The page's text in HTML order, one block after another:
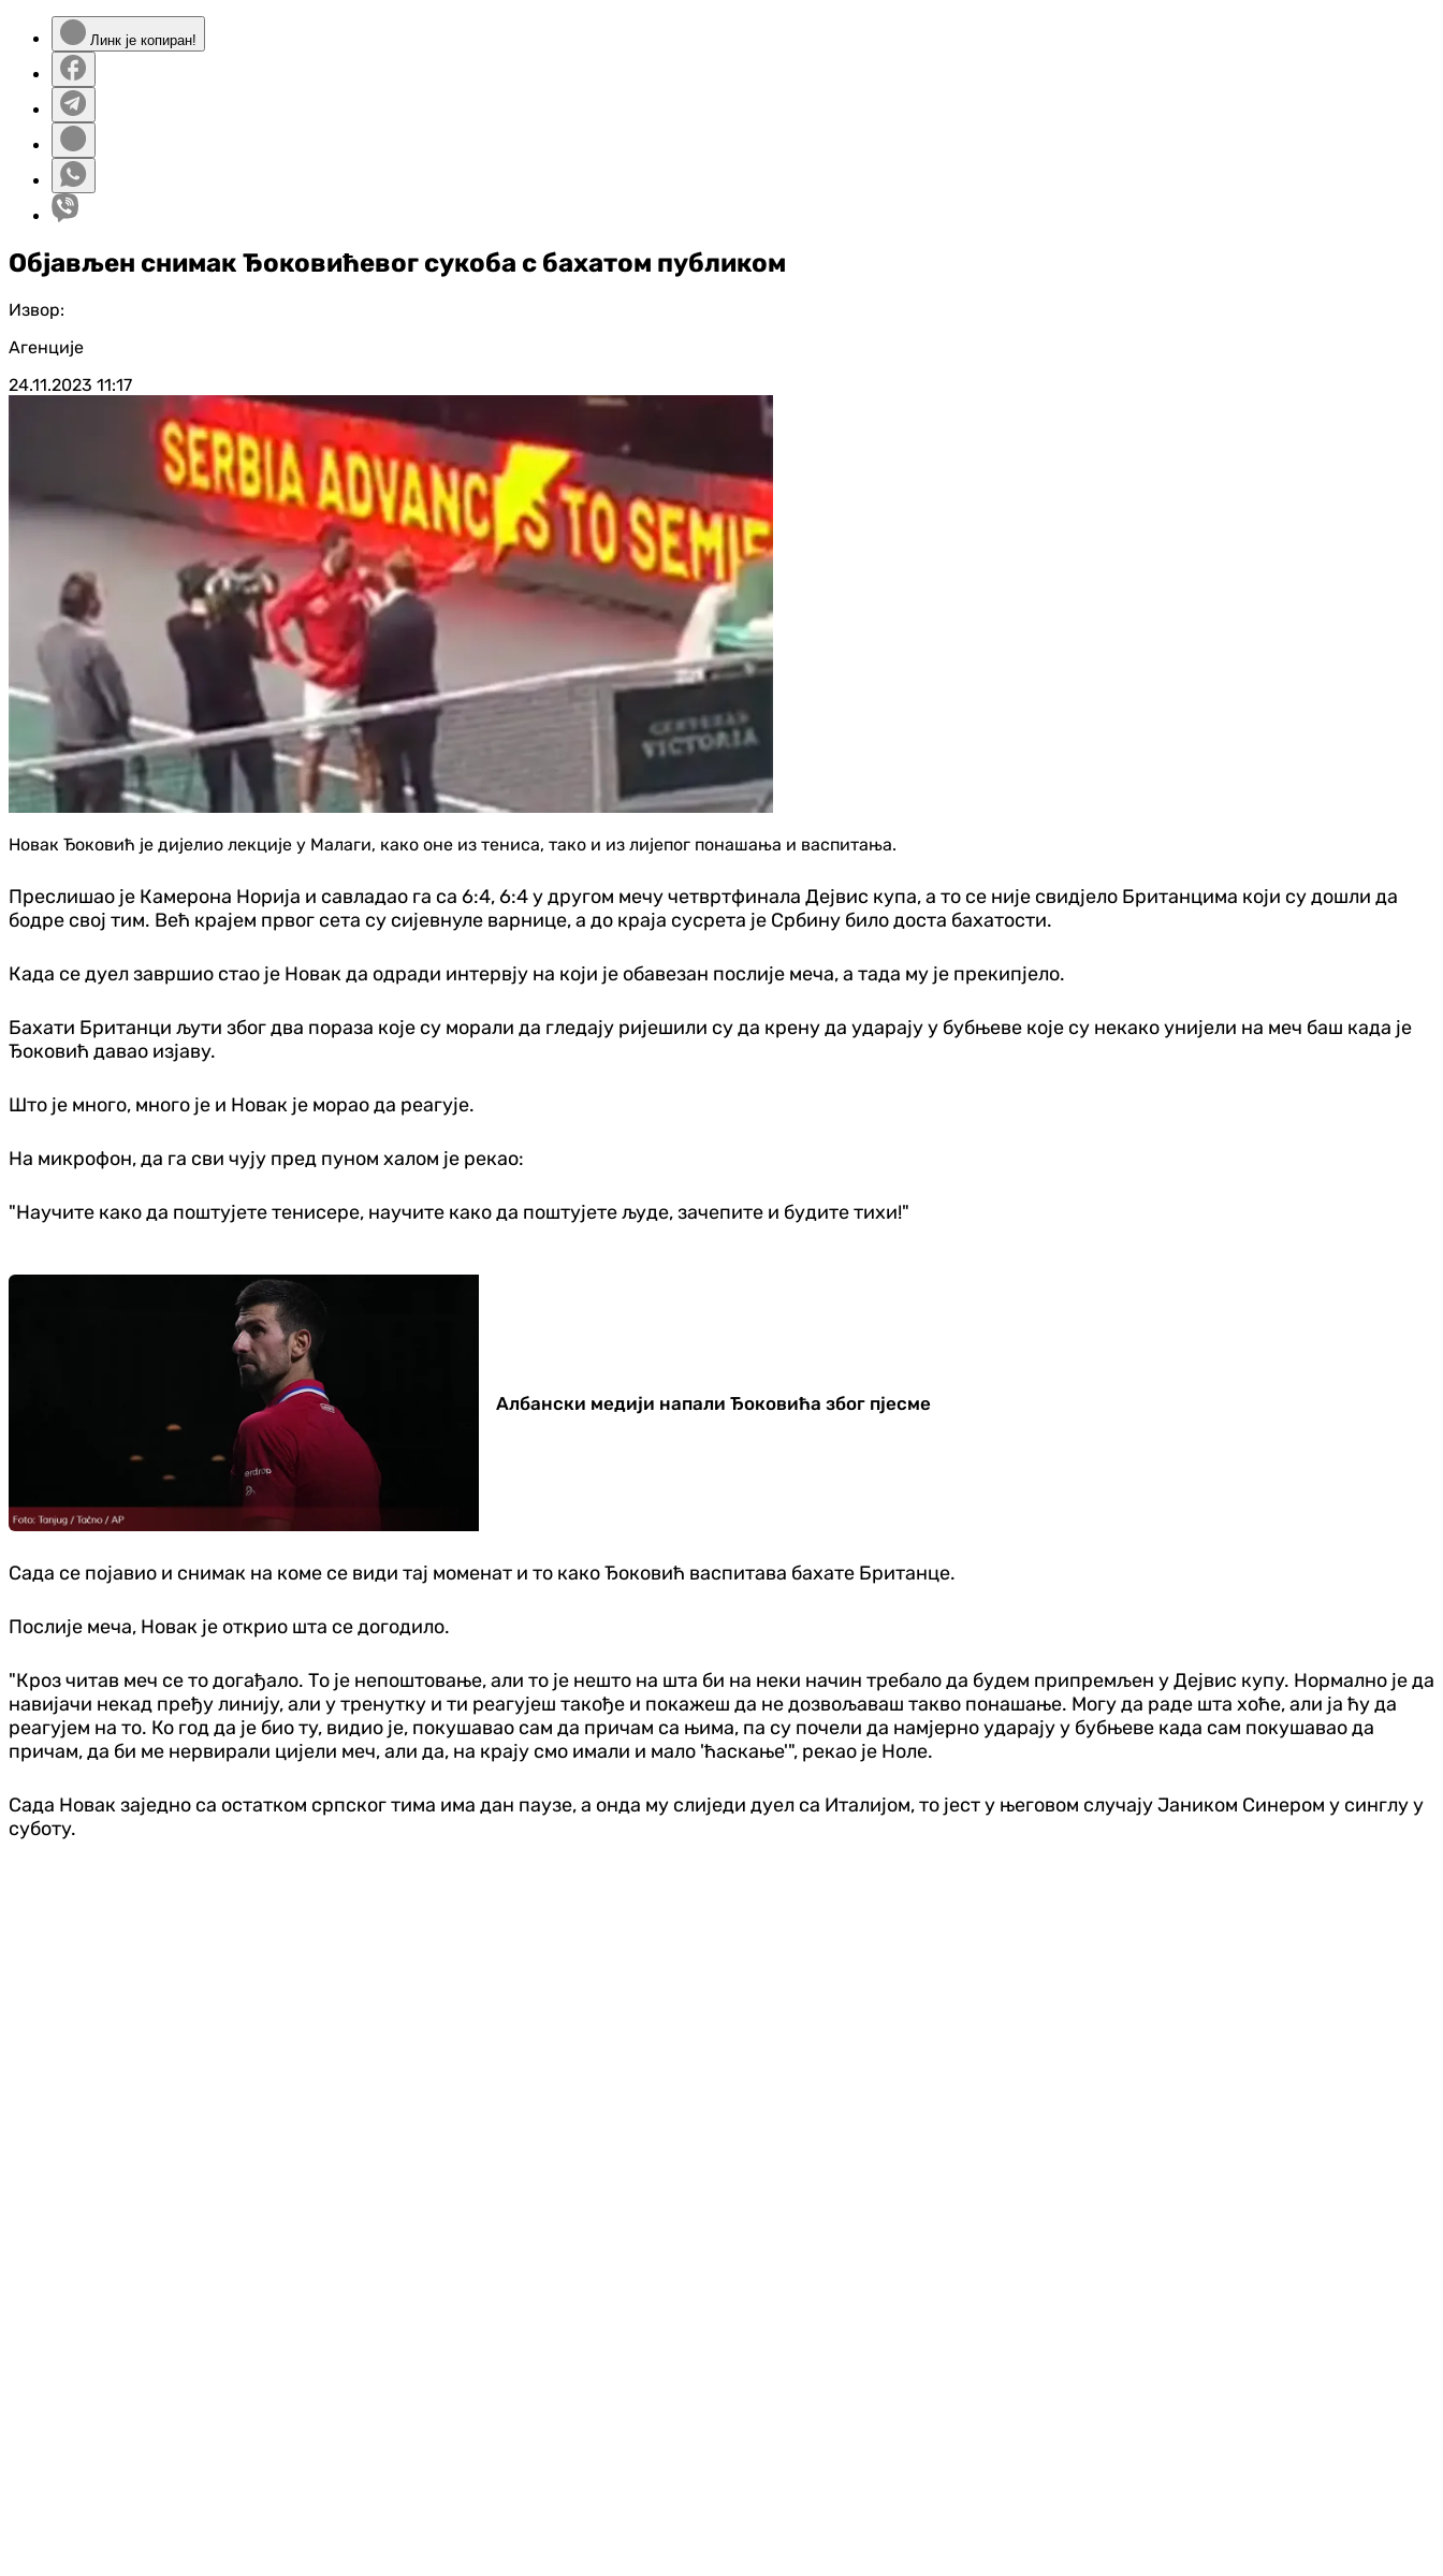
Линк је копиран!
Објављен снимак Ђоковићевог сукоба с бахатом публиком
Извор:
Агенције
24.11.2023 11:17
Новак Ђоковић је дијелио лекције у Малаги, како оне из тениса, тако и из лијепог понашања и васпитања.
Преслишао је Камерона Норија и савладао га са 6:4, 6:4 у другом мечу четвртфинала Дејвис купа, а то се није свидјело Британцима који су дошли да
бодре свој тим. Већ крајем првог сета су сијевнуле варнице, а до краја сусрета је Србину било доста бахатости.
Када се дуел завршио стао је Новак да одради интервју на који је обавезан послије меча, а тада му је прекипјело.
Бахати Британци љути због два пораза које су морали да гледају ријешили су да крену да ударају у бубњеве које су некако унијели на меч баш када је
Ђоковић давао изјаву.
Што је много, много је и Новак је морао да реагује.
На микрофон, да га сви чују пред пуном халом је рекао:
"Научите како да поштујете тенисере, научите како да поштујете људе, зачепите и будите тихи!"
Албански медији напали Ђоковића због пјесме
Сада се појавио и снимак на коме се види тај моменат и то како Ђоковић васпитава бахате Британце.
Послије меча, Новак је открио шта се догодило.
"Кроз читав меч се то догађало. То је непоштовање, али то је нешто на шта би на неки начин требало да будем припремљен у Дејвис купу. Нормално је да
навијачи некад пређу линију, али у тренутку и ти реагујеш такође и покажеш да не дозвољаваш такво понашање. Могу да раде шта хоће, али ја ћу да
реагујем на то. Ко год да је био ту, видио је, покушавао сам да причам са њима, па су почели да намјерно ударају у бубњеве када сам покушавао да
причам, да би ме нервирали цијели меч, али да, на крају смо имали и мало 'ћаскање'", рекао је Ноле.
Сада Новак заједно са остатком српског тима има дан паузе, а онда му слиједи дуел са Италијом, то јест у његовом случају Јаником Синером у синглу у
суботу.